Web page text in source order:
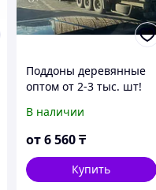
Поддоны деревянные
оптом от 2-3 тыс. шт!
европоддоны)
В наличии
от6 560₸
Купить